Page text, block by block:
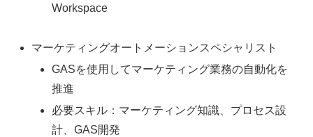
Workspace
マーケティングオートメーションスペシャリスト
GASを使用してマーケティング業務の自動化を
推進
必要スキル：マーケティング知識、プロセス設
計、GAS開発